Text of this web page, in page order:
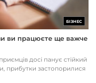
БІЗНЕС
ви працюєте ще важче
досі панує стійкий
прибутки застопорилися